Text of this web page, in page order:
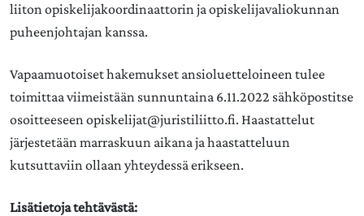
liiton opiskelijakoordinaattorin ja opiskelijavaliokunnan
puheenjohtajan kanssa.
Vapaamuotoiset hakemukset ansioluetteloineen tulee
toimittaa viimeistään sunnuntaina 6.11.2022 sähköpostitse
osoitteeseen opiskelijat@juristiliitto.fi. Haastattelut
järjestetään marraskuun aikana ja haastatteluun
kutsuttaviin ollaan yhteydessä erikseen.
Lisätietoja tehtävästä: